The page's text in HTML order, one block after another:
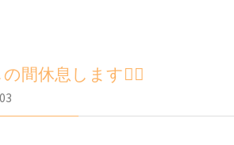
間休息します🙂‍↕️